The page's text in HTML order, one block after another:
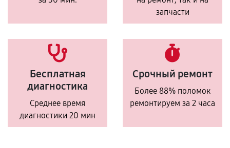
запчасти
Бесплатная
диагностика
Среднее время
диагностики 20 мин
Срочный ремонт
Более 88% поломок
ремонтируем за 2 часа